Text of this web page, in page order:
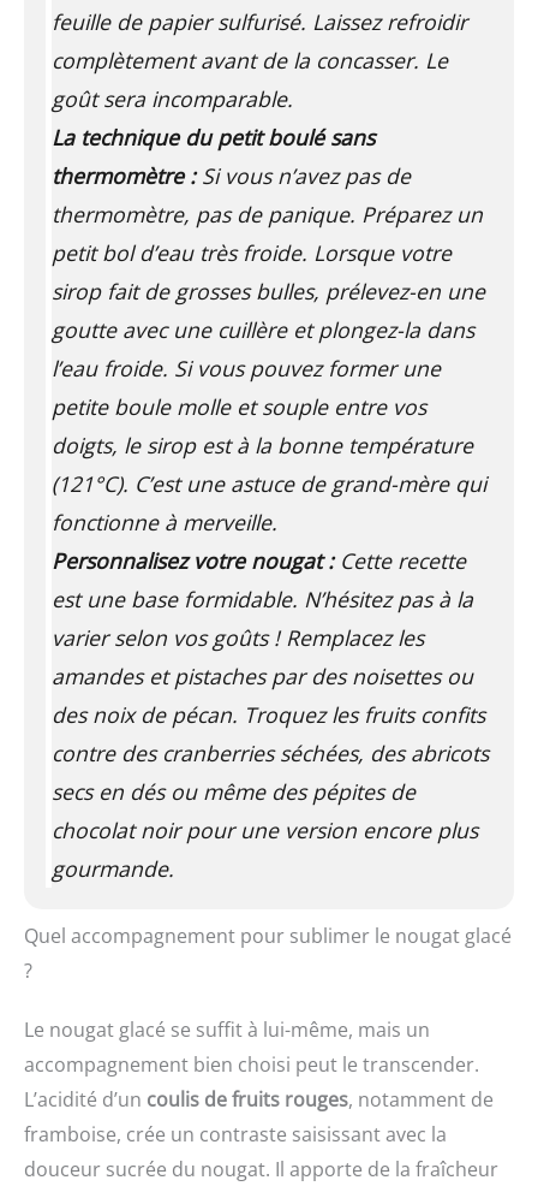
feuille de papier sulfurisé. Laissez refroidir
complètement avant de la concasser. Le
goût sera incomparable.
La technique du petit boulé sans
thermomètre :Si vous n’avez pas de
thermomètre, pas de panique. Préparez un
petit bol d’eau très froide. Lorsque votre
sirop fait de grosses bulles, prélevez-en une
goutte avec une cuillère et plongez-la dans
l’eau froide. Si vous pouvez former une
petite boule molle et souple entre vos
doigts, le sirop est à la bonne température
(121°C). C’est une astuce de grand-mère qui
fonctionne à merveille.
Personnalisez votre nougat :Cette recette
est une base formidable. N’hésitez pas à la
varier selon vos goûts ! Remplacez les
amandes et pistaches par des noisettes ou
des noix de pécan. Troquez les fruits confits
contre des cranberries séchées, des abricots
secs en dés ou même des pépites de
chocolat noir pour une version encore plus
gourmande.
Quel accompagnement pour sublimer le nougat glacé
?
Le nougat glacé se suffit à lui-même, mais un
accompagnement bien choisi peut le transcender.
L’acidité d’un coulis de fruits rouges, notamment de
framboise, crée un contraste saisissant avec la
douceur sucrée du nougat. Il apporte de la fraîcheur